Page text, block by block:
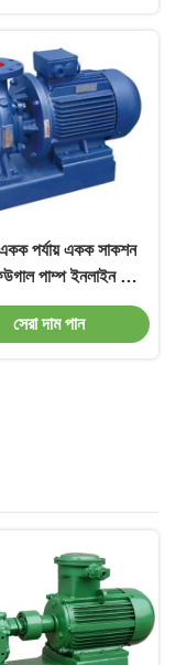
পর্যায় একক সাকশন
পাম্প ইনলাইন এন্ড
সাকশন
সেরা দাম পান